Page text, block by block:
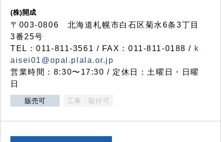
(株)開成
〒003-0806 北海道札幌市白石区菊水6条3丁目
3番25号
TEL：011-811-3561 / FAX：011-811-0188 / k
aisei01@opal.plala.or.jp
営業時間：8:30〜17:30 / 定休日：土曜日・日曜
日
販売可 工事・取付可